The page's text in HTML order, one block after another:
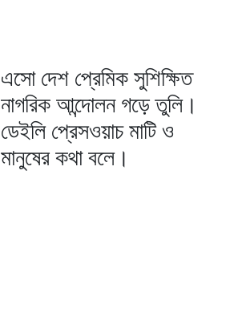
এসো দেশ প্রেমিক সুশিক্ষিত
নাগরিক আন্দোলন গড়ে তুলি।
ডেইলি প্রেসওয়াচ মাটি ও
মানুষের কথা বলে।